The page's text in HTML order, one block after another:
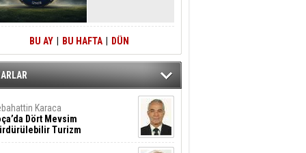
BU AY BU HAFTA DÜN
Karaca
Dört Mevsim
Turizm